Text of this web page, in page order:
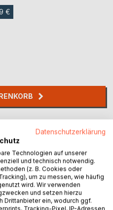
€
Datenschutzerklärung
Technologien auf unserer
und technisch notwendig.
(z. B. Cookies oder
um zu messen, wie häufig
wird. Wir verwenden
und setzen hierzu
Drittanbieter ein, wodurch ggf.
Tracking-Pixel, IP-Adressen